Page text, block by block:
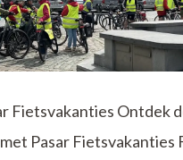
Fietsvakanties Ontdek
Pasar Fietsvakanties